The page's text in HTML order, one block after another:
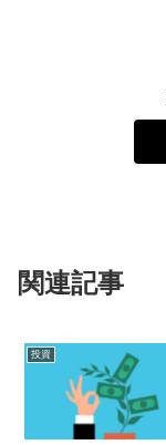
関連記事
投資